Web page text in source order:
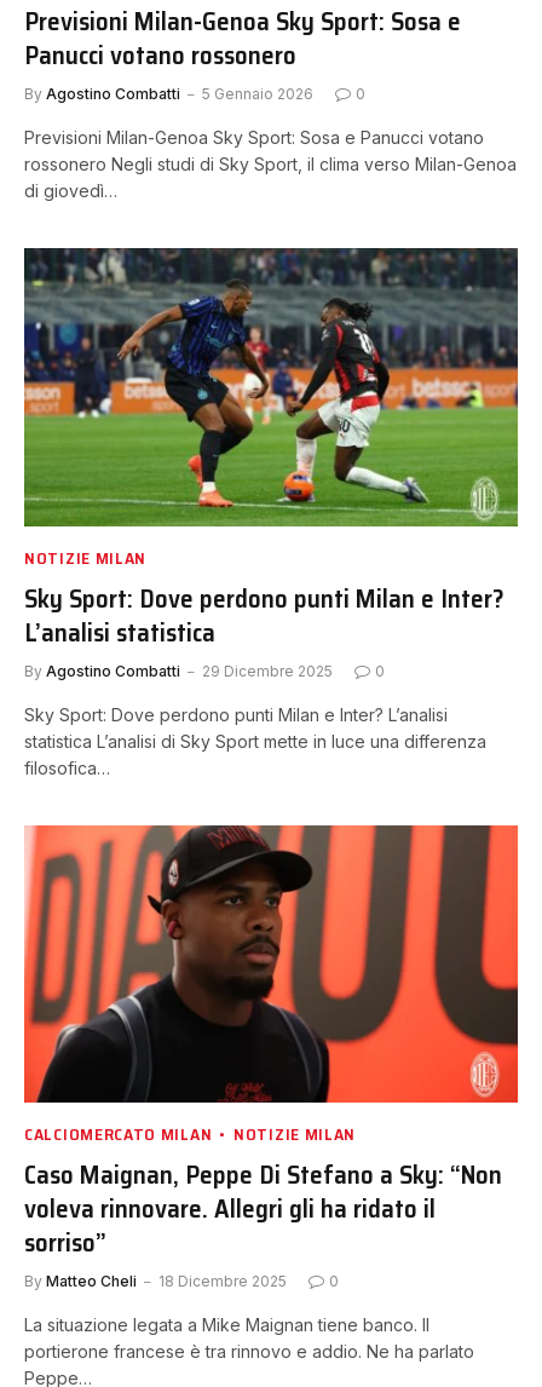
Previsioni Milan-Genoa Sky Sport: Sosa e
Panucci votano rossonero
By Agostino Combatti 5 Gennaio 2026 0
Previsioni Milan-Genoa Sky Sport: Sosa e Panucci votano
rossonero Negli studi di Sky Sport, il clima verso Milan-Genoa
di giovedì…
NOTIZIE MILAN
Sky Sport: Dove perdono punti Milan e Inter?
L’analisi statistica
By Agostino Combatti 29 Dicembre 2025 0
Sky Sport: Dove perdono punti Milan e Inter? L’analisi
statistica L’analisi di Sky Sport mette in luce una differenza
filosofica…
CALCIOMERCATO MILAN NOTIZIE MILAN
Caso Maignan, Peppe Di Stefano a Sky: “Non
voleva rinnovare. Allegri gli ha ridato il
sorriso”
By Matteo Cheli 18 Dicembre 2025 0
La situazione legata a Mike Maignan tiene banco. Il
portierone francese è tra rinnovo e addio. Ne ha parlato
Peppe…